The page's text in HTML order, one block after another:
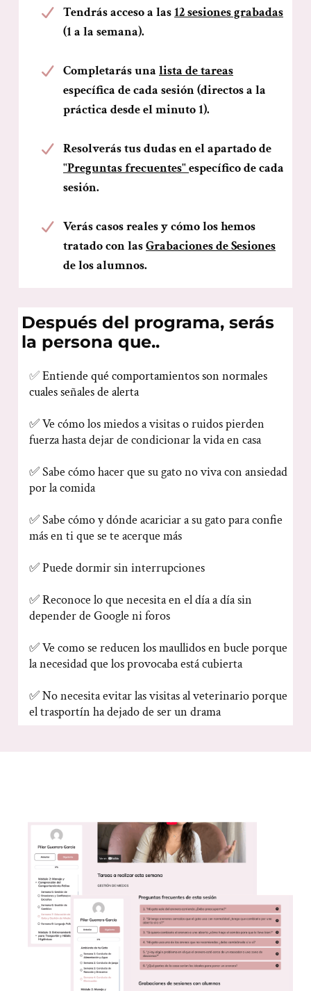
Tendrás acceso a las12 sesiones grabadas
(1 a la semana).
Completarás una lista de tareas
específica de cada sesión (directos a la
práctica desde el minuto 1).
Resolverás tus dudas en el apartado de
"Preguntas frecuentes"específico de cada
sesión.
Verás casos reales y cómo los hemos
tratado con lasGrabaciones de Sesiones
de los alumnos.
Después del programa, serás
la persona que..
✅Entiende qué comportamientos son normales
cuales señales de alerta
✅ Ve cómo los miedos a visitas o ruidos pierden
fuerza hasta dejar de condicionar la vida en casa
✅ Sabe cómo hacer que su gato no viva con ansiedad
por la comida
✅ Sabe cómo y dónde acariciar a su gato para confie
más en ti que se te acerque más
✅ Puede dormir sin interrupciones
✅ Reconoce lo que necesita en el día a día sin
depender de Google ni foros
✅ Ve como se reducen los maullidos en bucle porque
la necesidad que los provocaba está cubierta
✅ No necesita evitar las visitas al veterinario porque
el trasportín ha dejado de ser un drama